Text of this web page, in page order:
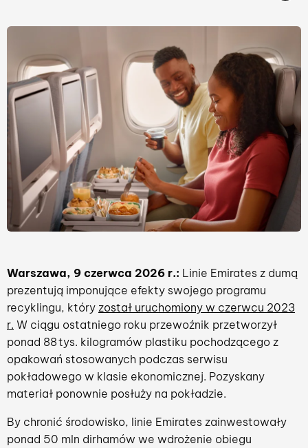
Warszawa, 9 czerwca 2026 r.: Linie Emirates z dumą
prezentują imponujące efekty swojego programu
recyklingu, który został uruchomiony w czerwcu 2023
r. W ciągu ostatniego roku przewoźnik przetworzył
ponad 88 tys. kilogramów plastiku pochodzącego z
opakowań stosowanych podczas serwisu
pokładowego w klasie ekonomicznej. Pozyskany
materiał ponownie posłuży na pokładzie.
By chronić środowisko, linie Emirates zainwestowały
ponad 50 mln dirhamów we wdrożenie obiegu